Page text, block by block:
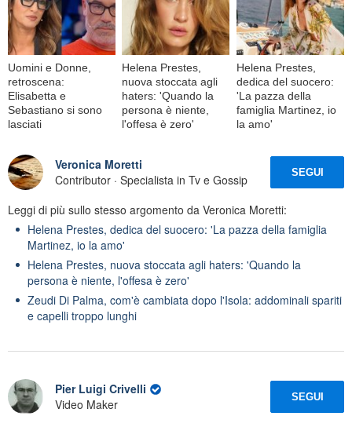
Uomini e Donne,
retroscena:
Elisabetta e
Sebastiano si sono
lasciati
Helena Prestes,
nuova stoccata agli
haters: 'Quando la
persona è niente,
l'offesa è zero'
Helena Prestes,
dedica del suocero:
'La pazza della
famiglia Martinez, io
la amo'
Veronica Moretti
Contributor · Specialista in Tv e Gossip
SEGUI
Leggi di più sullo stesso argomento da Veronica Moretti:
Helena Prestes, dedica del suocero: 'La pazza della famiglia
Martinez, io la amo'
Helena Prestes, nuova stoccata agli haters: 'Quando la
persona è niente, l'offesa è zero'
Zeudi Di Palma, com'è cambiata dopo l'Isola: addominali spariti
e capelli troppo lunghi
Pier Luigi Crivelli
Video Maker
SEGUI